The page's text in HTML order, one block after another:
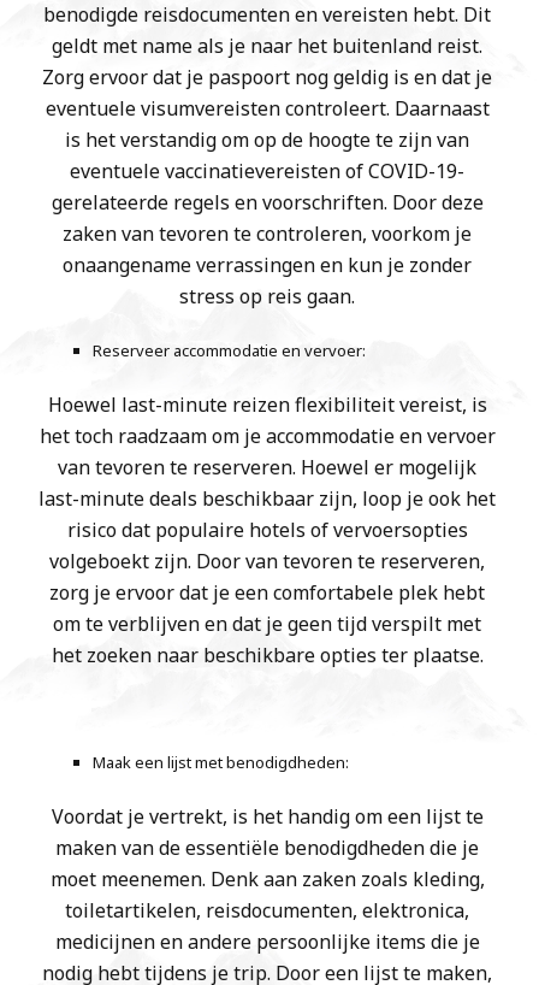
benodigde reisdocumenten en vereisten hebt. Dit
geldt met name als je naar het buitenland reist.
Zorg ervoor dat je paspoort nog geldig is en dat je
eventuele visumvereisten controleert. Daarnaast
is het verstandig om op de hoogte te zijn van
eventuele vaccinatievereisten of COVID-19-
gerelateerde regels en voorschriften. Door deze
zaken van tevoren te controleren, voorkom je
onaangename verrassingen en kun je zonder
stress op reis gaan.
Reserveer accommodatie en vervoer:
Hoewel last-minute reizen flexibiliteit vereist, is
het toch raadzaam om je accommodatie en vervoer
van tevoren te reserveren. Hoewel er mogelijk
last-minute deals beschikbaar zijn, loop je ook het
risico dat populaire hotels of vervoersopties
volgeboekt zijn. Door van tevoren te reserveren,
zorg je ervoor dat je een comfortabele plek hebt
om te verblijven en dat je geen tijd verspilt met
het zoeken naar beschikbare opties ter plaatse.
Maak een lijst met benodigdheden:
Voordat je vertrekt, is het handig om een lijst te
maken van de essentiële benodigdheden die je
moet meenemen. Denk aan zaken zoals kleding,
toiletartikelen, reisdocumenten, elektronica,
medicijnen en andere persoonlijke items die je
nodig hebt tijdens je trip. Door een lijst te maken,